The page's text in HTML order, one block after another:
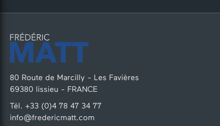
80 Route de Marcilly - Les Favières
69380 lissieu - FRANCE
Tél. +33 (0)4 78 47 34 77
info@fredericmatt.com